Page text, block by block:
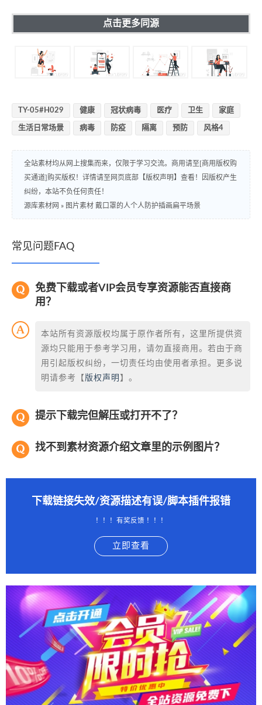
点击更多同源
TY-05#H029 健康 冠状病毒 医疗 卫生 家庭
生活日常场景 病毒 防疫 隔离 预防 风格4
全站素材均从网上搜集而来，仅限于学习交流。商用请至[商用版权购
买通道]购买版权！详情请至网页底部【版权声明】查看！因版权产生
纠纷，本站不负任何责任！
源库素材网 » 图片素材 戴口罩的人个人防护插画扁平场景
常见问题FAQ
免费下载或者VIP会员专享资源能否直接商
用？
本站所有资源版权均属于原作者所有，这里所提供资
源均只能用于参考学习用，请勿直接商用。若由于商
用引起版权纠纷，一切责任均由使用者承担。更多说
明请参考【 版权声明 】。
提示下载完但解压或打开不了？
找不到素材资源介绍文章里的示例图片？
下载链接失效/资源描述有误/脚本插件报错
！！！有奖反馈 ！！！
立即查看